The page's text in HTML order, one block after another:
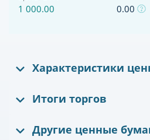
1 000.00 0.00
Характеристики
Итоги торгов
Другие ценные